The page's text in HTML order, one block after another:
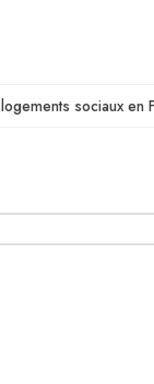
logements sociaux en